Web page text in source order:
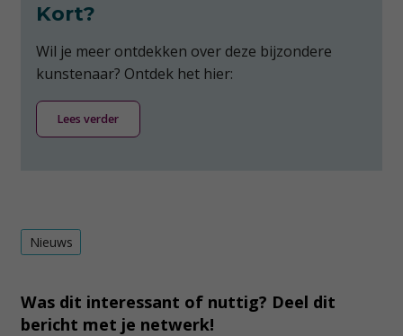
Kort?
Wil je meer ontdekken over deze bijzondere
kunstenaar? Ontdek het hier:
Lees verder
Nieuws
Was dit interessant of nuttig? Deel dit
bericht met je netwerk!